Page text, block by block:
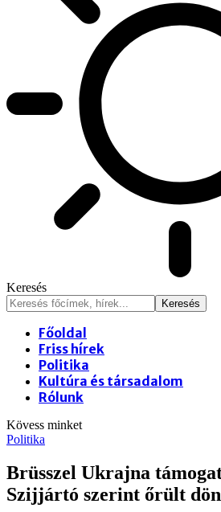
Keresés
Főoldal
Friss hírek
Politika
Kultúra és társadalom
Rólunk
Kövess minket
Politika
Brüsszel Ukrajna
Szijjártó szerint őrült